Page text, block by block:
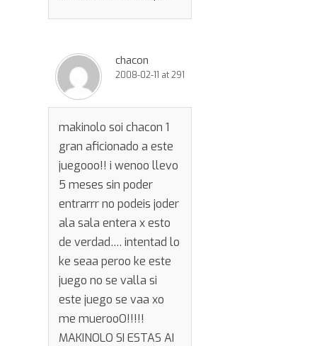
chacon
2008-02-11 at 291
makinolo soi chacon 1
gran aficionado a este
juegooo!! i wenoo llevo
5 meses sin poder
entrarrr no podeis joder
ala sala entera x esto
de verdad…. intentad lo
ke seaa peroo ke este
juego no se valla si
este juego se vaa xo
me muerooO!!!!!
MAKINOLO SI ESTAS AI